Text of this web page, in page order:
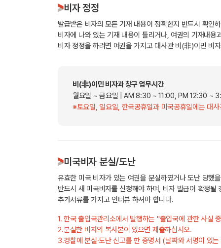
비자 정정
발급받은 비자의 모든 기재 내용이 정확한지 반드시 확인
비자에 나와 있는 기재 내용이 틀리거나, 여권의 기재내
비자 정정을 하려면 여권을 가지고 대사관 비(非)이민 비
비(非)이민 비자과 창구 업무시간
월요일 ~ 금요일 | AM 8:30 ~ 11:00, PM 12:30 ~
※토요일, 일요일, 한국공휴일과 미국공휴일에는 대
미국비자 분실/도난
유효한 미국 비자가 있는 여권을 분실하였거나 도난 당했
반드시 새 미국비자를 신청해야 하며, 비자 발급이 확정
추가서류를 가지고 인터뷰 하셔야 합니다.
1. 한국 출입국관리소에서 발행하는 "출입국에 관한 사실
2.분실한 비자의 복사본이 있으면 제출하십시오.
3.경찰에 분실·도난 신고를 한 증명서 (날짜와 서명이 있